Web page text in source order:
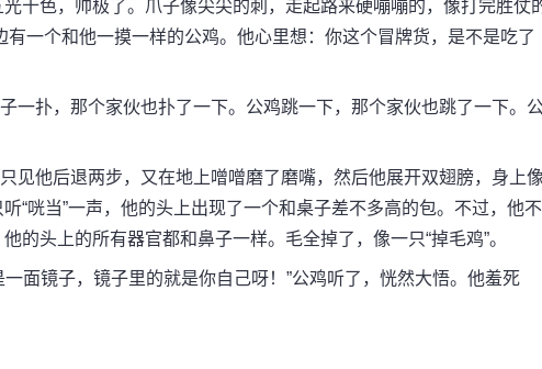
十色，帅极了。爪子像尖尖的刺，走起路来硬嘣嘣的，像打完胜仗
一个和他一摸一样的公鸡。他心里想：你这个冒牌货，是不是吃了
扑，那个家伙也扑了一下。公鸡跳一下，那个家伙也跳了一下。
他后退两步，又在地上噌噌磨了磨嘴，然后他展开双翅膀，身上
“咣当”一声，他的头上出现了一个和桌子差不多高的包。不过，他不
的头上的所有器官都和鼻子一样。毛全掉了，像一只“掉毛鸡”。
面镜子，镜子里的就是你自己呀！”公鸡听了，恍然大悟。他羞死